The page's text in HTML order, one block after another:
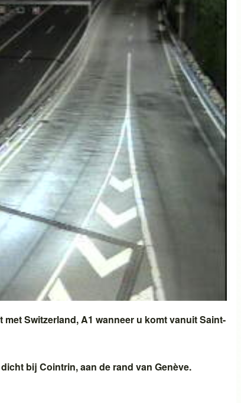
metSwitzerland, A1 wanneer u komt vanuitSaint-
bij Cointrin, aan de rand van Genève.